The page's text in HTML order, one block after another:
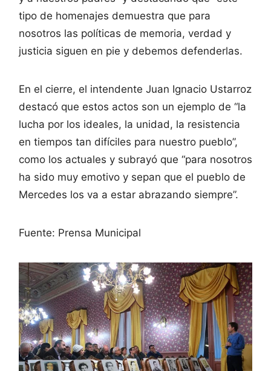
tipo de homenajes demuestra que para
nosotros las políticas de memoria, verdad y
justicia siguen en pie y debemos defenderlas.
En el cierre, el intendente Juan Ignacio Ustarroz
destacó que estos actos son un ejemplo de “la
lucha por los ideales, la unidad, la resistencia
en tiempos tan difíciles para nuestro pueblo”,
como los actuales y subrayó que “para nosotros
ha sido muy emotivo y sepan que el pueblo de
Mercedes los va a estar abrazando siempre”.
Fuente: Prensa Municipal